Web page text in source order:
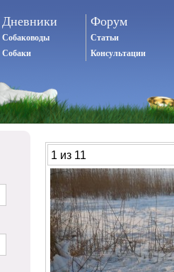
Дневники
Собаководы
Собаки
Форум
Статьи
Консультации
1 из 11